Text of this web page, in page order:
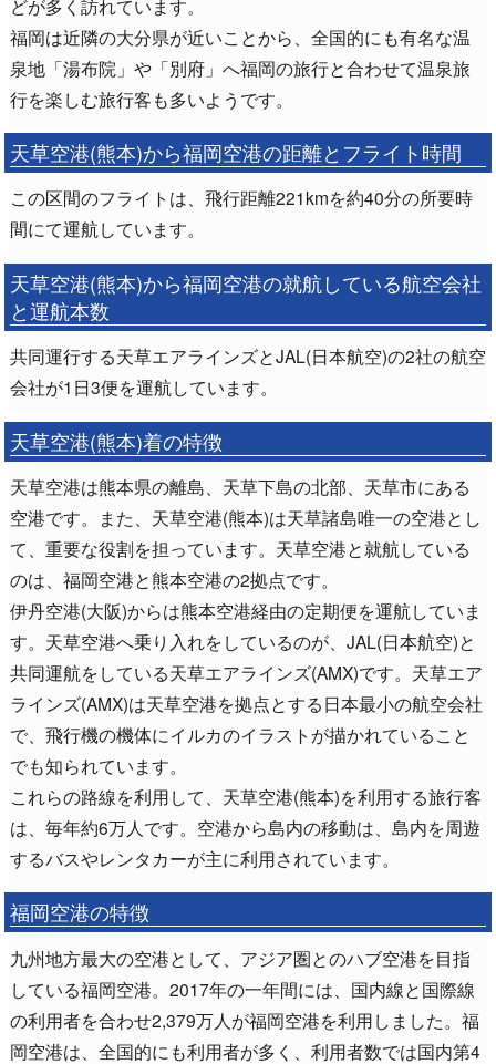
どが多く訪れています。
福岡は近隣の大分県が近いことから、全国的にも有名な温
泉地「湯布院」や「別府」へ福岡の旅行と合わせて温泉旅
行を楽しむ旅行客も多いようです。
天草空港(熊本)から福岡空港の距離とフライト時間
この区間のフライトは、飛行距離221kmを約40分の所要時
間にて運航しています。
天草空港(熊本)から福岡空港の就航している航空会社
と運航本数
共同運行する天草エアラインズとJAL(日本航空)の2社の航空
会社が1日3便を運航しています。
天草空港(熊本)着の特徴
天草空港は熊本県の離島、天草下島の北部、天草市にある
空港です。また、天草空港(熊本)は天草諸島唯一の空港とし
て、重要な役割を担っています。天草空港と就航している
のは、福岡空港と熊本空港の2拠点です。
伊丹空港(大阪)からは熊本空港経由の定期便を運航していま
す。天草空港へ乗り入れをしているのが、JAL(日本航空)と
共同運航をしている天草エアラインズ(AMX)です。天草エア
ラインズ(AMX)は天草空港を拠点とする日本最小の航空会社
で、飛行機の機体にイルカのイラストが描かれていること
でも知られています。
これらの路線を利用して、天草空港(熊本)を利用する旅行客
は、毎年約6万人です。空港から島内の移動は、島内を周遊
するバスやレンタカーが主に利用されています。
福岡空港の特徴
九州地方最大の空港として、アジア圏とのハブ空港を目指
している福岡空港。2017年の一年間には、国内線と国際線
の利用者を合わせ2,379万人が福岡空港を利用しました。福
岡空港は、全国的にも利用者が多く、利用者数では国内第4